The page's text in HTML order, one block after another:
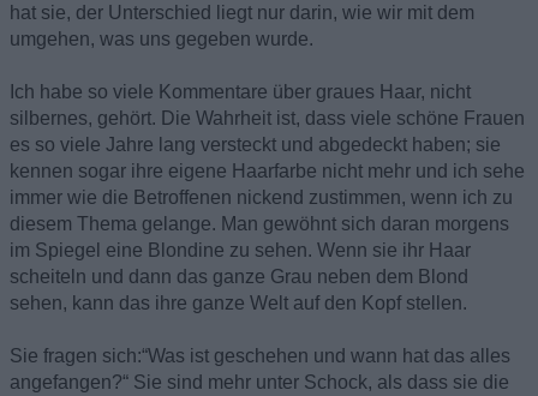
hat sie, der Unterschied liegt nur darin, wie wir mit dem
umgehen, was uns gegeben wurde.
Ich habe so viele Kommentare über graues Haar, nicht
silbernes, gehört. Die Wahrheit ist, dass viele schöne Frauen
es so viele Jahre lang versteckt und abgedeckt haben; sie
kennen sogar ihre eigene Haarfarbe nicht mehr und ich sehe
immer wie die Betroffenen nickend zustimmen, wenn ich zu
diesem Thema gelange. Man gewöhnt sich daran morgens
im Spiegel eine Blondine zu sehen. Wenn sie ihr Haar
scheiteln und dann das ganze Grau neben dem Blond
sehen, kann das ihre ganze Welt auf den Kopf stellen.
Sie fragen sich:“Was ist geschehen und wann hat das alles
angefangen?“ Sie sind mehr unter Schock, als dass sie die